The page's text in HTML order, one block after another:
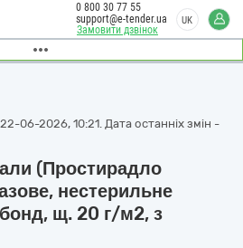
Замовити дзвінок
0 800 30 77 55
support@e-tender.ua
UK
06-2026, 10:21. Дата останніх змін -
(Простирадло
нестерильне
щ. 20 г/м2, з